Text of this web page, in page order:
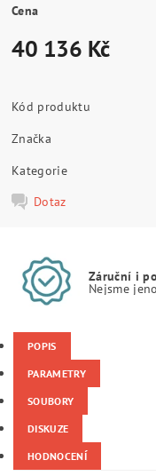
Cena
40 136 Kč
Kód produktu
Značka
Kategorie
Dotaz
Záruční i
Nejsme
POPIS
PARAMETRY
SOUBORY
DISKUZE
HODNOCENÍ